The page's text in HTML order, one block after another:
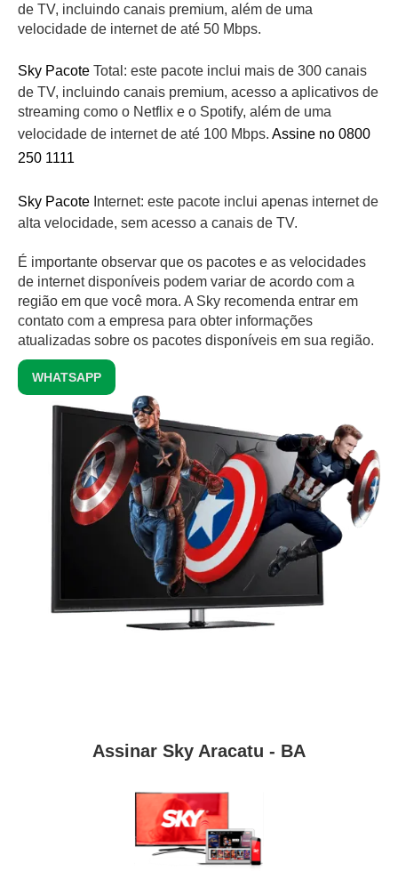
de TV, incluindo canais premium, além de uma
velocidade de internet de até 50 Mbps.
Sky Pacote Total: este pacote inclui mais de 300 canais
de TV, incluindo canais premium, acesso a aplicativos de
streaming como o Netflix e o Spotify, além de uma
velocidade de internet de até 100 Mbps. Assine no 0800
250 1111
Sky Pacote Internet: este pacote inclui apenas internet de
alta velocidade, sem acesso a canais de TV.
É importante observar que os pacotes e as velocidades
de internet disponíveis podem variar de acordo com a
região em que você mora. A Sky recomenda entrar em
contato com a empresa para obter informações
atualizadas sobre os pacotes disponíveis em sua região.
WHATSAPP
Assinar Sky Aracatu - BA